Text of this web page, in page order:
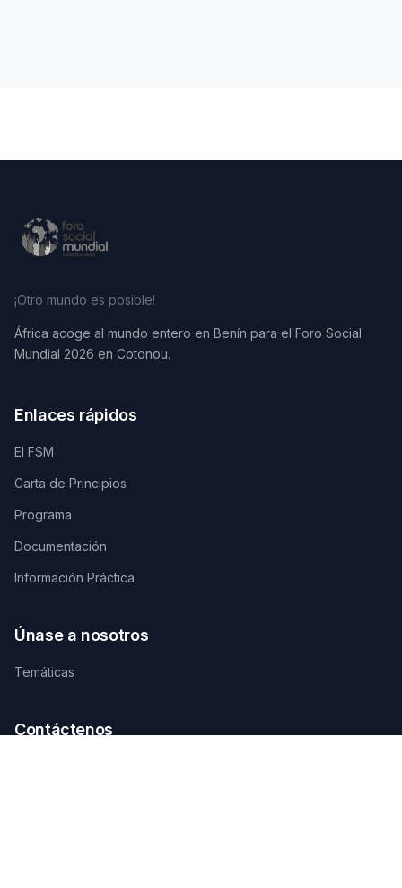
¡Otro mundo es posible!
África acoge al mundo entero en Benín para el Foro Social
Mundial 2026 en Cotonou.
Enlaces rápidos
El FSM
Carta de Principios
Programa
Documentación
Información Práctica
Únase a nosotros
Temáticas
Contáctenos